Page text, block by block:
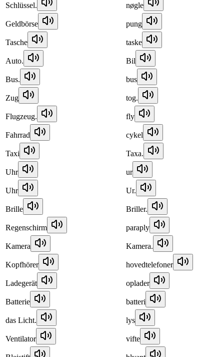
Schlüssel. nøgle
Geldbörse pung
Tasche taske
Auto. Bil
Bus. bus
Zug tog.
Flugzeug. fly
Fahrrad cykel
Taxi Taxa.
Uhr ur
Uhr Ur.
Brille Briller.
Regenschirm paraply
Kamera Kamera.
Kopfhörer hovedtelefoner
Ladegerät oplader
Batterie batteri
das Licht. lys
Ventilator vifte